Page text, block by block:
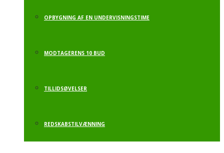
OPBYGNING AF EN UNDERVISNINGSTIME
MODTAGERENS 10 BUD
TILLIDSØVELSER
REDSKABSTILVÆNNING